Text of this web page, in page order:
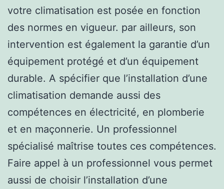
votre climatisation est posée en fonction
des normes en vigueur. par ailleurs, son
intervention est également la garantie d’un
équipement protégé et d’un équipement
durable. A spécifier que l’installation d’une
climatisation demande aussi des
compétences en électricité, en plomberie
et en maçonnerie. Un professionnel
spécialisé maîtrise toutes ces compétences.
Faire appel à un professionnel vous permet
aussi de choisir l’installation d’une